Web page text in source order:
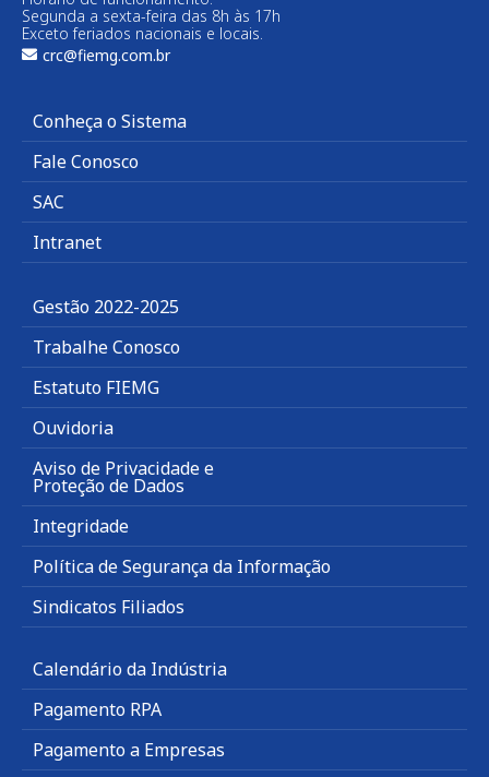
Segunda a sexta-feira das 8h às 17h
Exceto feriados nacionais e locais.
crc@fiemg.com.br
Conheça o Sistema
Fale Conosco
SAC
Intranet
Gestão 2022-2025
Trabalhe Conosco
Estatuto FIEMG
Ouvidoria
Aviso de Privacidade e
Proteção de Dados
Integridade
Política de Segurança da Informação
Sindicatos Filiados
Calendário da Indústria
Pagamento RPA
Pagamento a Empresas